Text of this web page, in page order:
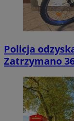
Policja
Zatrzymano